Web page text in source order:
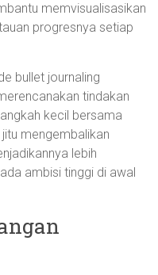
memvisualisasikan
progresnya setiap
bullet journaling
tindakan
kecil bersama
mengembalikan
lebih
ambisi tinggi di awal